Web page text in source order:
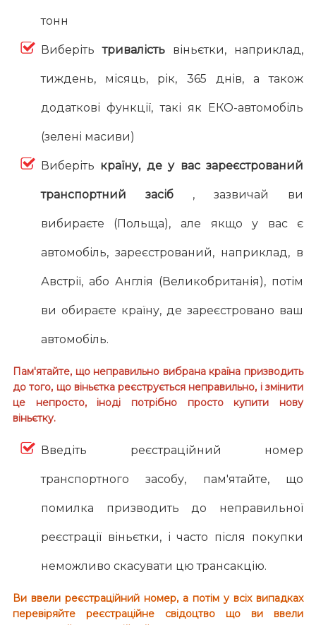
тонн
Виберітьтривалість віньєтки, наприклад,
тиждень, місяць, рік, 365 днів, а також
додаткові функції, такі як ЕКО-автомобіль
(зелені масиви)
Виберіть країну, де у вас зареєстрований
транспортний засіб , зазвичай ви
вибираєте (Польща), але якщо у вас є
автомобіль, зареєстрований, наприклад, в
Австрії, або Англія (Великобританія), потім
ви обираєте країну, де зареєстровано ваш
автомобіль.
Пам'ятайте, що неправильно вибрана країна призводить
до того, що віньєтка реєструється неправильно, і змінити
це непросто, іноді потрібно просто купити нову
віньєтку.
Введіть реєстраційний номер
транспортного засобу, пам'ятайте, що
помилка призводить до неправильної
реєстрації віньєтки, і часто після покупки
неможливо скасувати цю трансакцію.
Ви ввели реєстраційний номер, а потім у всіх випадках
перевіряйте реєстраційне свідоцтво що ви ввели